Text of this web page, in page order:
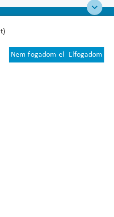
Nem fogadom el Elfogadom
feltételek